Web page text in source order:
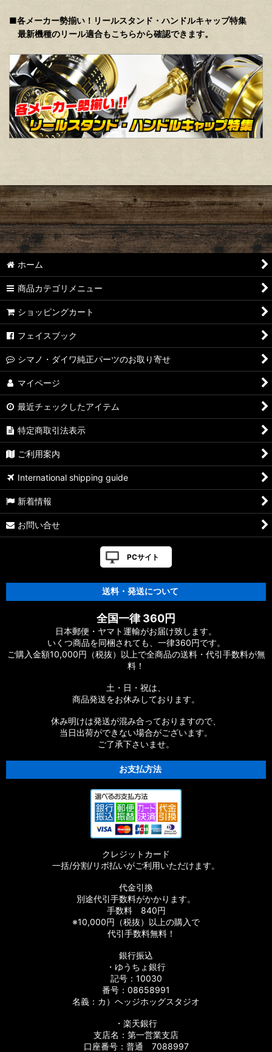
■各メーカー勢揃い！リールスタンド・ハンドルキャップ特集
最新機種のリール適合もこちらから確認できます。
ホーム
商品カテゴリメニュー
ショッピングカート
フェイスブック
シマノ・ダイワ純正パーツのお取り寄せ
マイページ
最近チェックしたアイテム
特定商取引法表示
ご利用案内
International shipping guide
新着情報
お問い合せ
PCサイト
送料・発送について
全国一律 360円
日本郵便・ヤマト運輸がお届け致します。
いくつ商品を同梱されても、一律360円です。
ご購入金額10,000円（税抜）以上で全商品の送料・代引手数料が無
料！
土・日・祝は、
商品発送をお休みしております。
休み明けは発送が混み合っておりますので、
当日出荷ができない場合がございます。
ご了承下さいませ。
お支払方法
クレジットカード
一括/分割/リボ払いがご利用いただけます。
代金引換
別途代引手数料がかかります。
手数料 840円
※10,000円（税抜）以上の購入で
代引手数料無料！
銀行振込
・ゆうちょ銀行
記号：10030
番号：08658991
名義：カ）ヘッジホッグスタジオ
・楽天銀行
支店名：第一営業支店
口座番号：普通 7088997